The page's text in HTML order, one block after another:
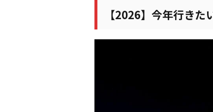
【2026】今年行き